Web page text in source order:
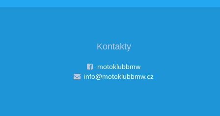
Kontakty
motoklubbmw
info@motoklubbmw.cz